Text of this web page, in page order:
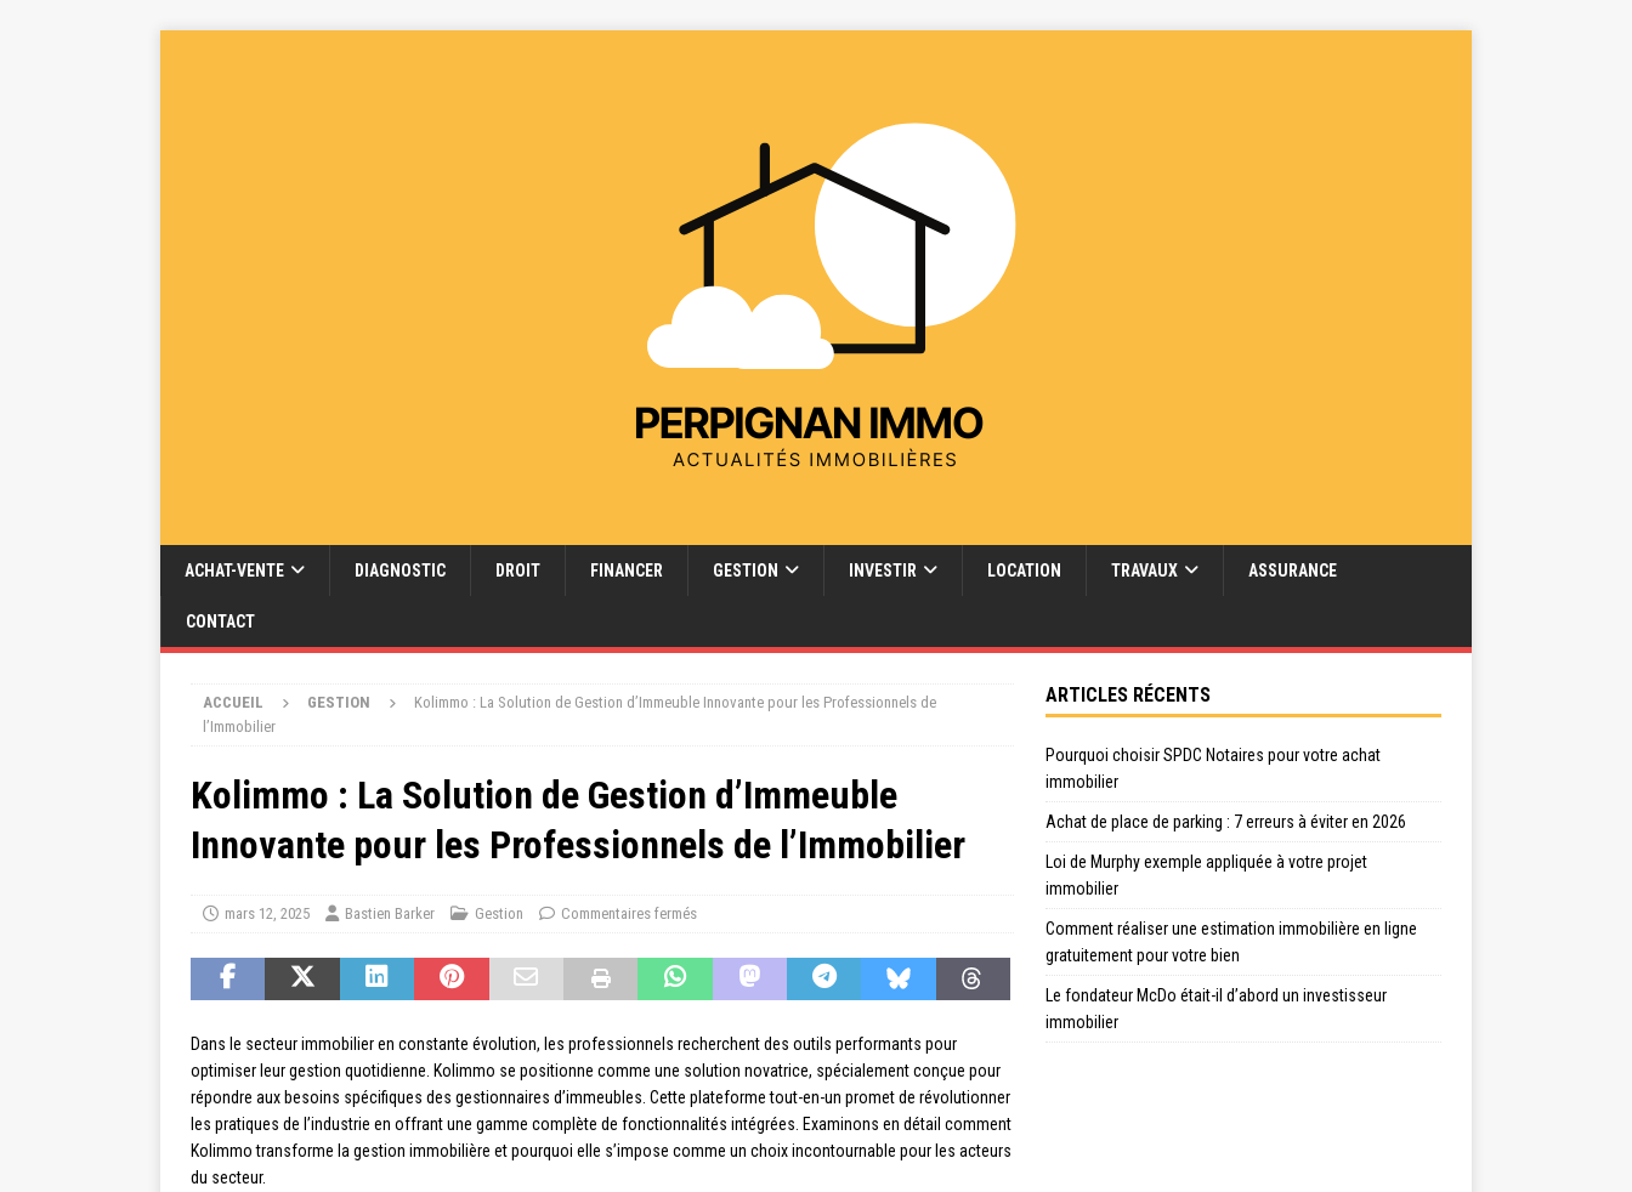
ACHAT-VENTE DIAGNOSTIC DROIT FINANCER GESTION INVESTIR LOCATION TRAVAUX ASSURANCE
CONTACT
ACCUEIL GESTION
Kolimmo : La Solution de Gestion d’Immeuble Innovante pour les Professionnels de
l’Immobilier
Kolimmo : La Solution de Gestion d’Immeuble
Innovante pour les Professionnels de l’Immobilier
mars 12, 2025 Bastien Barker Gestion Commentaires fermés
Dans le secteur immobilier en constante évolution, les professionnels recherchent des outils performants pour
optimiser leur gestion quotidienne. Kolimmo se positionne comme une solution novatrice, spécialement conçue pour
répondre aux besoins spécifiques des gestionnaires d’immeubles. Cette plateforme tout-en-un promet de révolutionner
les pratiques de l’industrie en offrant une gamme complète de fonctionnalités intégrées. Examinons en détail comment
Kolimmo transforme la gestion immobilière et pourquoi elle s’impose comme un choix incontournable pour les acteurs
du secteur.
ARTICLES RÉCENTS
Pourquoi choisir SPDC Notaires pour votre achat
immobilier
Achat de place de parking : 7 erreurs à éviter en 2026
Loi de Murphy exemple appliquée à votre projet
immobilier
Comment réaliser une estimation immobilière en ligne
gratuitement pour votre bien
Le fondateur McDo était-il d’abord un investisseur
immobilier